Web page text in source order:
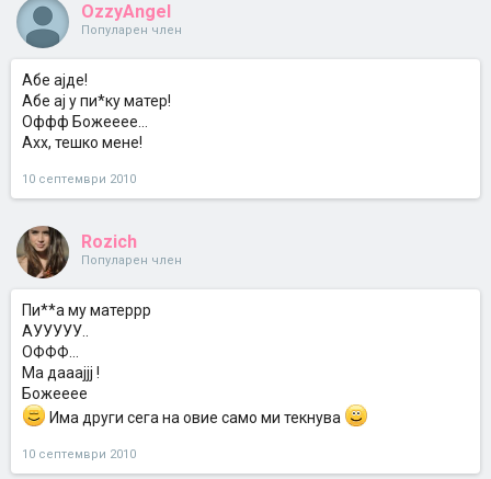
OzzyAngel
Популарен член
Абе ајде!
Абе ај у пи*ку матер!
Оффф Божееее...
Ахх, тешко мене!
10 септември 2010
Rozich
Популарен член
Пи**а му матеррр
АУУУУУ..
ОФФФ...
Ма дааајјј !
Божееее
Има други сега на овие само ми текнува
10 септември 2010